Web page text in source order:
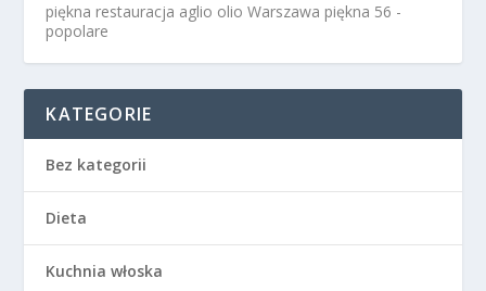
piękna restauracja aglio olio Warszawa piękna 56 -
popolare
KATEGORIE
Bez kategorii
Dieta
Kuchnia włoska